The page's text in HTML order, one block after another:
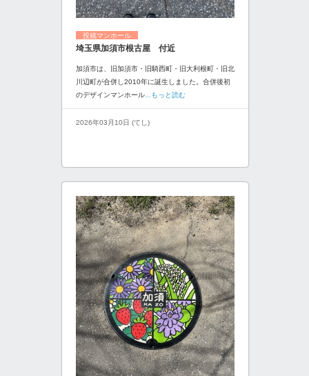
投稿マンホール
埼玉県加須市根古屋 付近
加須市は、旧加須市・旧騎西町・旧大利根町・旧北
川辺町が合併し2010年に誕生しました。合併後初
のデザインマンホール ...もっと読む
2026年03月10日 (てし)